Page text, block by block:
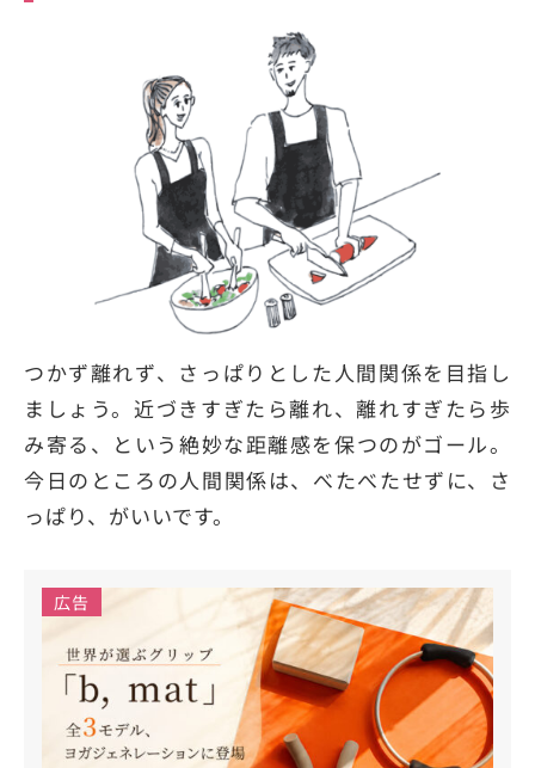
つかず離れず、さっぱりとした人間関係を目指し
ましょう。近づきすぎたら離れ、離れすぎたら歩
み寄る、という絶妙な距離感を保つのがゴール。
今日のところの人間関係は、べたべたせずに、さ
っぱり、がいいです。
広告